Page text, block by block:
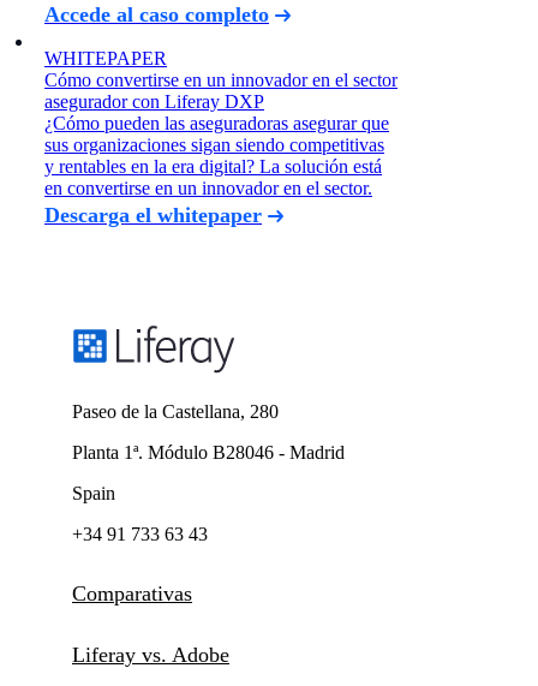
Accede al caso completo
WHITEPAPER
Cómo convertirse en un innovador en el sector
asegurador con Liferay DXP
¿Cómo pueden las aseguradoras asegurar que
sus organizaciones sigan siendo competitivas
y rentables en la era digital? La solución está
en convertirse en un innovador en el sector.
Descarga el whitepaper
Paseo de la Castellana, 280
Planta 1ª. Módulo B28046 - Madrid
Spain
+34 91 733 63 43
Comparativas
Liferay vs. Adobe